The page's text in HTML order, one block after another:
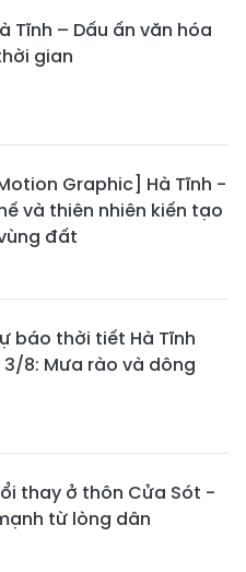
Tĩnh – Dấu ấn văn hóa
gian
Graphic] Hà Tĩnh -
và thiên nhiên kiến tạo
đất
báo thời tiết Hà Tĩnh
3/8: Mưa rào và dông
thay ở thôn Cửa Sót -
từ lòng dân